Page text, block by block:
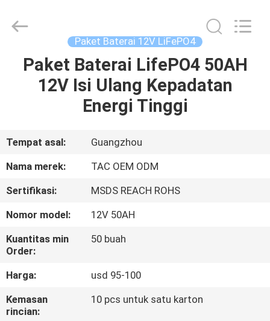
RUMAH
VIDEO
KAMI
TUR
PABRIK
KONTROL
Energy
Technology
Reserved.
Paket Baterai 12V LiFePO4
Paket Baterai LifePO4 50AH
12V Isi Ulang Kepadatan
Energi Tinggi
Tempat asal:
Guangzhou
Nama merek:
TAC OEM ODM
Sertifikasi:
MSDS REACH ROHS
Nomor model:
12V 50AH
Kuantitas min
Order:
50 buah
Harga:
usd 95-100
Kemasan
rincian:
10 pcs untuk satu karton